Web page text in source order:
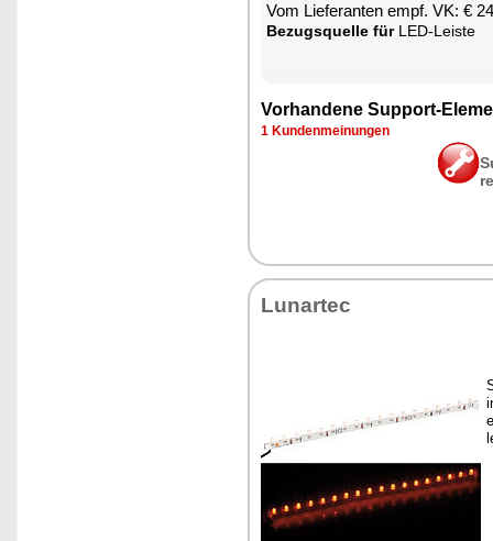
Vom Lie­fe­ran­ten empf. VK: €
Be­zugs­quel­le fürLED-Leis­te
Vor­han­de­ne Sup­port-
1 Kun­den­mei­nun­gen
Lun­ar­tec